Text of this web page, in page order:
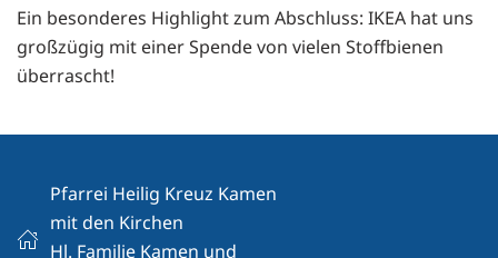
Ein besonderes Highlight zum Abschluss: IKEA hat uns
großzügig mit einer Spende von vielen Stoffbienen
überrascht!
Pfarrei Heilig Kreuz Kamen
mit den Kirchen
Hl. Familie Kamen und